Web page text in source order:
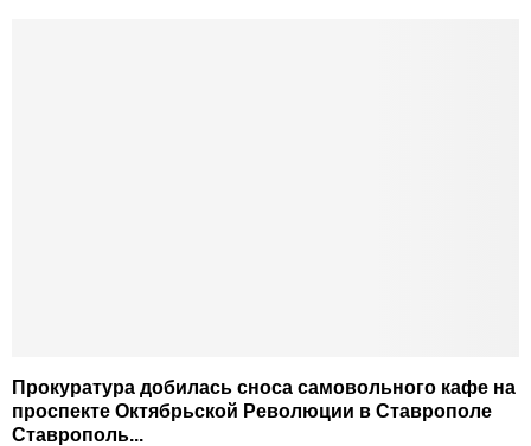
Прокуратура добилась сноса самовольного кафе на
проспекте Октябрьской Революции в Ставрополе
Ставрополь...